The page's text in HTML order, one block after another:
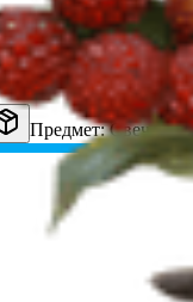
Предмет:Свечные